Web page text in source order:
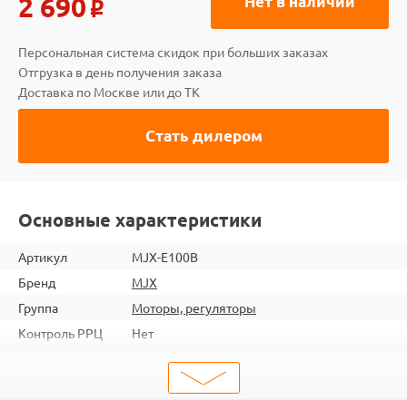
2 690 o
Персональная система скидок при больших заказах
Отгрузка в день получения заказа
Доставка по Москве или до ТК
Стать дилером
Основные характеристики
Артикул
MJX-E100B
Бренд
MJX
Группа
Моторы, регуляторы
Контроль РРЦ
Нет
2000000281292
Регуляторы